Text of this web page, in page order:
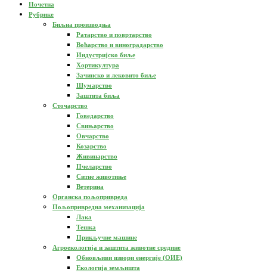
Почетна
Рубрике
Биљна производња
Ратарство и повртарство
Воћарство и виноградарство
Индустријско биље
Хортикултура
Зачинско и лековито биље
Шумарство
Заштита биља
Сточарство
Говедарство
Свињарство
Овчарство
Козарство
Живинарство
Пчеларство
Ситне животиње
Ветерина
Органска пољопривреда
Пољопривредна механизација
Лака
Тешка
Прикључне машине
Агроекологија и заштита животне средине
Обновљиви извори енергије (ОИЕ)
Екологија земљишта